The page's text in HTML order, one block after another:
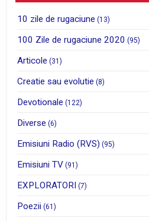
10 zile de rugaciune (13)
100 Zile de rugaciune 2020 (95)
Articole (31)
Creatie sau evolutie (8)
Devotionale (122)
Diverse (6)
Emisiuni Radio (RVS) (95)
Emisiuni TV (91)
EXPLORATORI (7)
Poezii (61)